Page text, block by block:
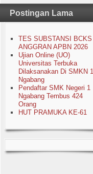
Postingan Lama
TES SUBSTANSI BCKS
ANGGRAN APBN 2026
Ujian Online (UO)
Universitas Terbuka
Dilaksanakan Di SMKN 1
Ngabang
Pendaftar SMK Negeri 1
Ngabang Tembus 424
Orang
HUT PRAMUKA KE-61